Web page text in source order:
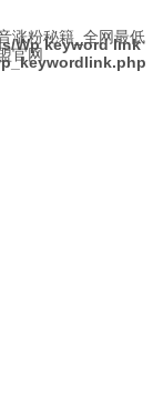
Wp keyword link
涨粉秘籍_全网最低
官网